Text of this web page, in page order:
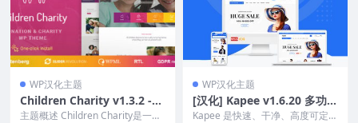
WP汉化主题
Children Charity v1.3.2 -
儿童慈善与NGO募捐WordP
主题概述 Children Charity是一个
WP汉化主题
[汉化] Kapee v1.6.20 多功能
现代WooCommerce主题 |
Kapee 是快速、干净、高度可定制